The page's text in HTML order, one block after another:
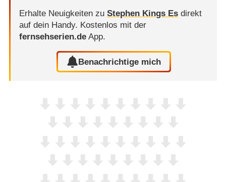
Erhalte Neuigkeiten zu Stephen Kings Esdirekt
auf dein Handy. Kostenlos mit der
fernsehserien.deApp.
Benachrichtige mich